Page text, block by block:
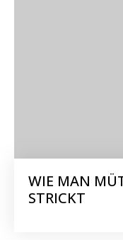
WIE MAN
STRICKT